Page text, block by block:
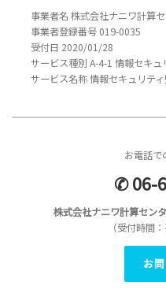
事業者名 株式会社ナニワ計算セ
事業者登録番号 019-0035
受付日 2020/01/28
サービス種別 A-4-1 情報セキュ
サービス名称 情報セキュリティ
お電話で
✆ 06-
株式会社ナニワ計算セン
（受付時間
お